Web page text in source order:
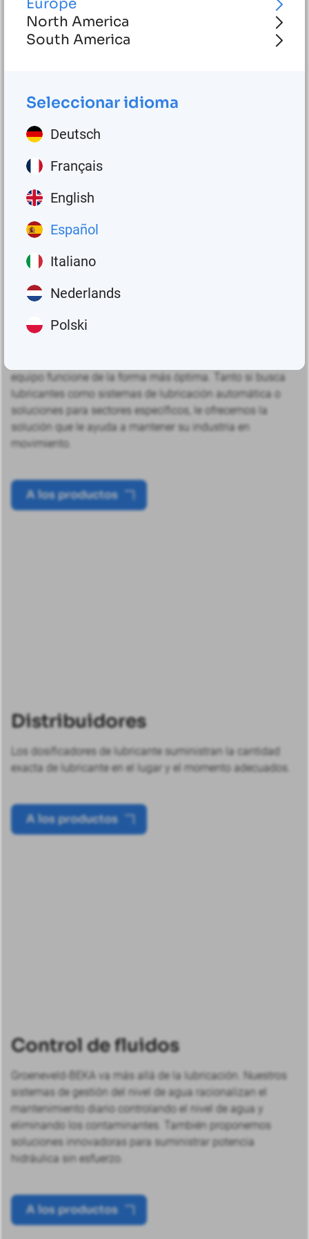
Europe
North America
South America
Seleccionar idioma
Deutsch
Français
English
Español
Italiano
Nederlands
Polski
A los productos
Sistemas de lubricación
automática
La lubricación es vital para componentes de maquinaria
equipo funcione de la forma más óptima. Tanto si busca
lubricantes como sistemas de lubricación automática o
soluciones para sectores específicos, le ofrecemos la
solución que le ayuda a mantener su industria en
movimiento.
A los productos
Distribuidores
Los dosificadores de lubricante suministran la cantidad
exacta de lubricante en el lugar y el momento adecuados.
A los productos
Control de fluidos
Groeneveld-BEKA va más allá de la lubricación. Nuestros
sistemas de gestión del nivel de agua racionalizan el
mantenimiento diario controlando el nivel de agua y
eliminando los contaminantes. También proponemos
soluciones innovadoras para suministrar potencia
hidráulica sin esfuerzo.
A los productos